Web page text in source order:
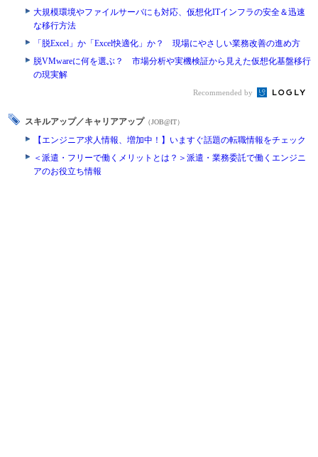
大規模環境やファイルサーバにも対応、仮想化ITインフラの安全＆迅速
な移行方法
「脱Excel」か「Excel快適化」か？ 現場にやさしい業務改善の進め方
脱VMwareに何を選ぶ？ 市場分析や実機検証から見えた仮想化基盤移行
の現実解
Recommended by
スキルアップ／キャリアアップ （JOB@IT）
【エンジニア求人情報、増加中！】いますぐ話題の転職情報をチェック
＜派遣・フリーで働くメリットとは？＞派遣・業務委託で働くエンジニ
アのお役立ち情報